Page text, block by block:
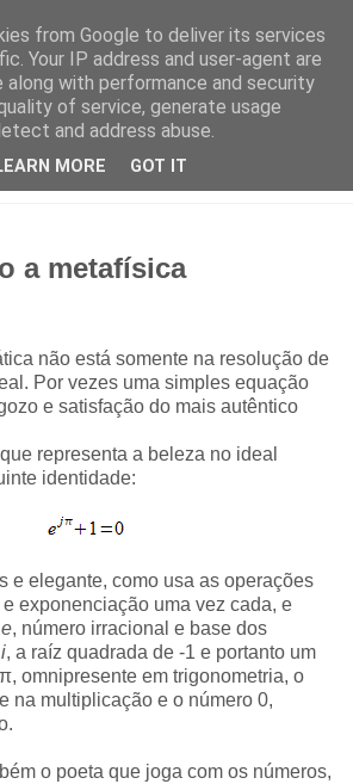
a metafísica
não está somente na resolução de
Por vezes uma simples equação
e satisfação do mais autêntico
representa a beleza no ideal
identidade:
e elegante, como usa as operações
exponenciação uma vez cada, e
e, número irracional e base dos
i, a raíz quadrada de -1 e portanto um
omnipresente em trigonometria, o
na multiplicação e o número 0,
o poeta que joga com os números,
from Google to deliver its services
Your IP address and user-agent are
along with performance and security
of service, generate usage
and address abuse.
MORE GOT IT